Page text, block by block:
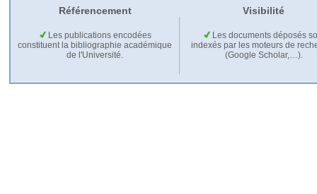
Référencement Visibilité
Les publications encodées
constituent la bibliographie académique
de l'Université.
Les documents déposés
indexés par les moteurs de
(Google Scholar,…).